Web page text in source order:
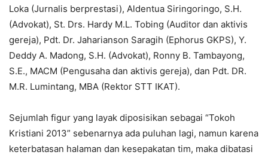
Loka (Jurnalis berprestasi), Aldentua Siringoringo, S.H.
(Advokat), St. Drs. Hardy M.L. Tobing (Auditor dan aktivis
gereja), Pdt. Dr. Jaharianson Saragih (Ephorus GKPS), Y.
Deddy A. Madong, S.H. (Advokat), Ronny B. Tambayong,
S.E., MACM (Pengusaha dan aktivis gereja), dan Pdt. DR.
M.R. Lumintang, MBA (Rektor STT IKAT).
Sejumlah figur yang layak diposisikan sebagai “Tokoh
Kristiani 2013” sebenarnya ada puluhan lagi, namun karena
keterbatasan halaman dan kesepakatan tim, maka dibatasi